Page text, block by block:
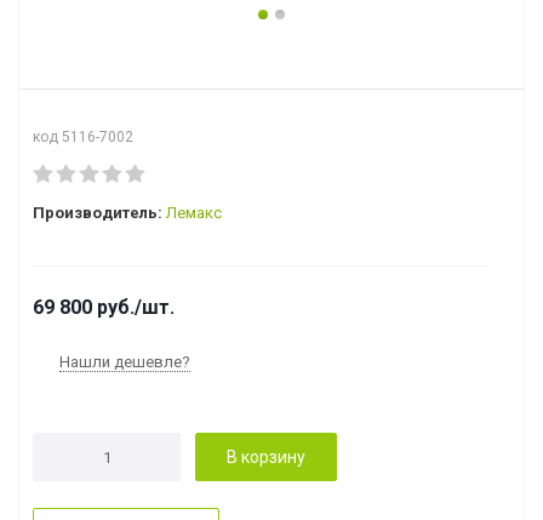
код 5116-7002
Производитель: Лемакс
69 800 руб./шт.
Нашли дешевле?
В корзину